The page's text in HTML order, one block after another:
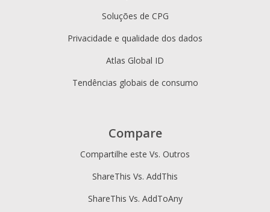
Soluções de CPG
Privacidade e qualidade dos dados
Atlas Global ID
Tendências globais de consumo
Compare
Compartilhe este Vs. Outros
ShareThis Vs. AddThis
ShareThis Vs. AddToAny